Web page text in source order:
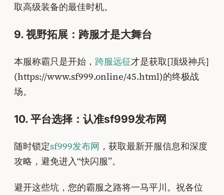
取高级装备的最佳时机。
9. 视野拓展：跨服才是大舞台
本服称霸只是开始， 跨服远征才是获取[顶级神兵]
(https://www.sf999.online/45.html)的终极战
场。
10. 平台选择：认准sf999发布网
随时锁定sf999发布网 ，获取最新开服信息和深度
攻略，避免进入“快闪服”。
避开这些坑，您的霸服之路将一马平川。祝各位